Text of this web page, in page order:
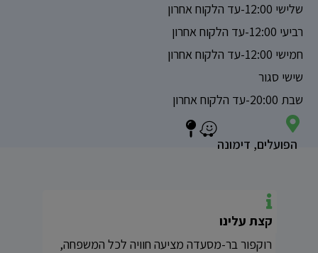
שלישי 12:00-עד הלקוח אחרון
רביעי 12:00-עד הלקוח אחרון
חמישי 12:00-עד הלקוח אחרון
שישי סגור
שבת 20:00-עד הלקוח אחרון
הפועלים, דימונה
קצת עלינו
רוקפור בר-מסעדה מציעה חוויה לכל המשפחה,